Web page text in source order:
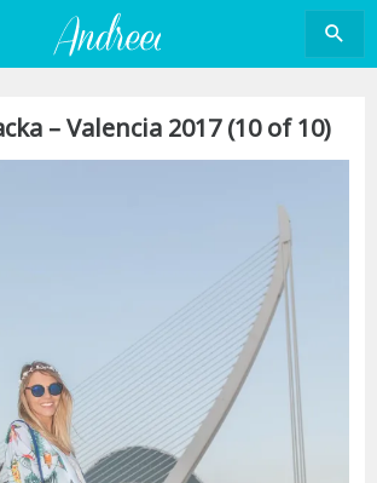
– Valencia 2017 (10 of 10)